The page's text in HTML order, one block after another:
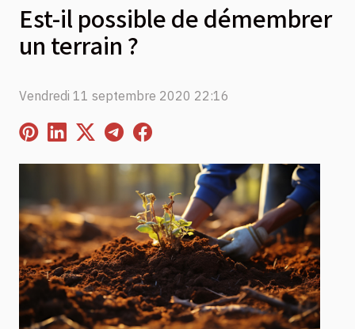
Est-il possible de démembrer
un terrain ?
Vendredi 11 septembre 2020 22:16